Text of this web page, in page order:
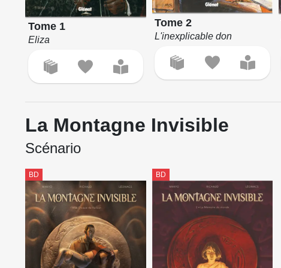
Tome 1
Eliza
Tome 2
L'inexplicable don
La Montagne Invisible
Scénario
BD BD